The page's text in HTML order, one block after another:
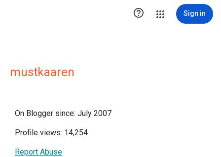
 Sign in
mustkaaren
On Blogger since: July 2007
Profile views: 14,254
Report Abuse